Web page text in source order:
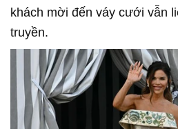
khách mời đến váy cưới vẫn
truyền.